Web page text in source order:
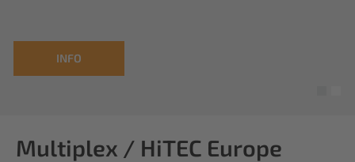
Savoir plus
Multiplex / HiTEC Europe